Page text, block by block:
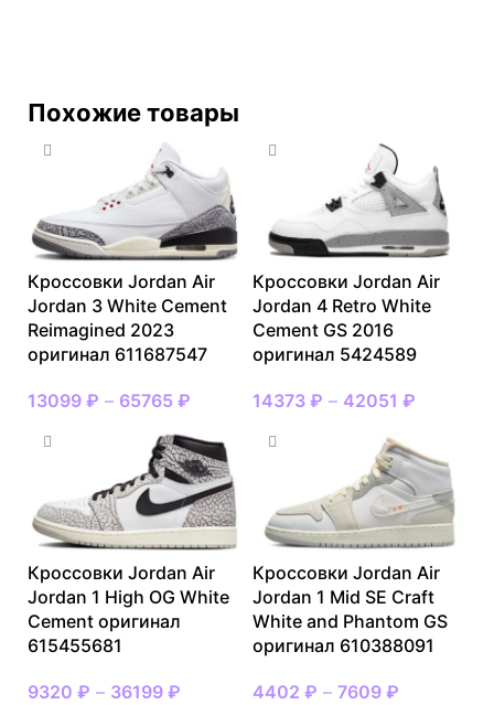
Похожие товары
Кроссовки Jordan Air
Jordan 3 White Cement
Reimagined 2023
оригинал 611687547
13099 ₽ – 65765 ₽
Кроссовки Jordan Air
Jordan 4 Retro White
Cement GS 2016
оригинал 5424589
14373 ₽ – 42051 ₽
Кроссовки Jordan Air
Jordan 1 High OG White
Cement оригинал
615455681
9320 ₽ – 36199 ₽
Кроссовки Jordan Air
Jordan 1 Mid SE Craft
White and Phantom GS
оригинал 610388091
4402 ₽ – 7609 ₽